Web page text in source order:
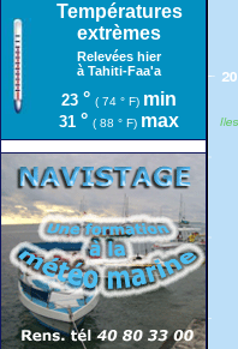
Températures
extrèmes
Relevées hier
à Tahiti-Faa'a
23 ° ( 74 ° F) min
31 ° ( 88 ° F) max